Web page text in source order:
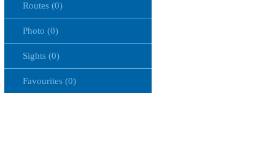
Routes (0)
Photo (0)
Sights (0)
Favourites (0)